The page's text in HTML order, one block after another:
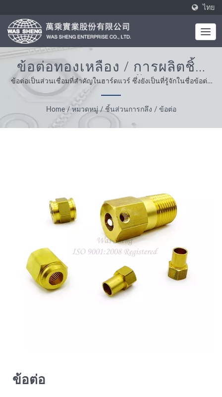
ไทย
ข้อต่อทองเหลือง / การผลิตชิ้น
ส่วนอลูมิเนียมและชิ้นส่วนการ
เคลือบ | WAS SHENG
ข้อต่อเป็นส่วนเชื่อมที่สำคัญในฮาร์ดแวร์ ซึ่งยังเป็นที่รู้จักในชื่อข้อต่อ
เพลาหรือข้อต่อเชื่อม / WAS SHENG ก่อตั้งขึ้นในปี 1985 โดยเป็นผู้
ผลิตแบบครบวงจร ค่านิยมหลักของเราคือความเชี่ยวชาญ ความ
สะดวกสบายและการแก้ปัญหา จากการสนับสนุนลูกค้าของเราทั่วโลก
เราดำเนินธุรกิจด้วยความซื่อสัตย์ มีทัศนคติที่เหมาะสมและเป็นที่เชื่อ
Home / หมวดหมู่ / ชิ้นส่วนการกลึง / ข้อต่อ
ข้อต่อ